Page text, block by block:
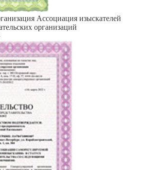
Ассоциация изыскателей
организаций